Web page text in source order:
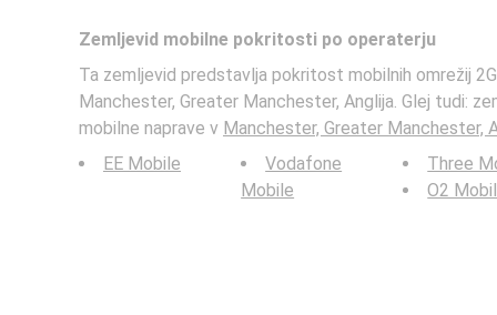
Zemljevid mobilne pokritosti po operaterju
Ta zemljevid predstavlja pokritost mobilnih omrežij
Manchester, Greater Manchester, Anglija. Glej tudi:
mobilne naprave v Manchester, Greater Manchester,
EE Mobile
Vodafone
Mobile
Three
O2